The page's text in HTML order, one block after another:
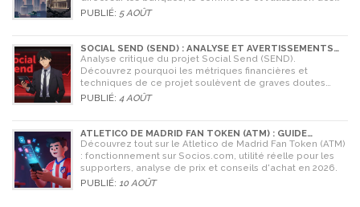
cryptomonnaies comme Bitcoin.
PUBLIÉ: 5 AOÛT
SOCIAL SEND (SEND) : ANALYSE ET AVERTISSEMENTS
CRITIQUES POUR 2026
Analyse critique du projet Social Send (SEND).
Découvrez pourquoi les métriques financières et
techniques de ce projet soulèvent de graves doutes
quant à sa légitimité en 2026.
PUBLIÉ: 4 AOÛT
ATLETICO DE MADRID FAN TOKEN (ATM) : GUIDE
COMPLET POUR LES SUPPORTERS
Découvrez tout sur le Atletico de Madrid Fan Token (ATM)
: fonctionnement sur Socios.com, utilité réelle pour les
supporters, analyse de prix et conseils d'achat en 2026.
PUBLIÉ: 10 AOÛT